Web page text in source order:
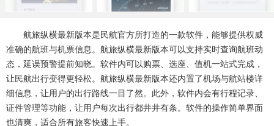
娱乐资讯
96款应用
航旅纵横最新版本是民航官方所打造的一款软件，能够提供权威
准确的航班与机票信息。航旅纵横最新版本可以支持实时查询航班动
态，延误预警提前知晓。软件内可以购票、选座、值机一站式完成，
让民航出行变得更轻松。航旅纵横最新版本还内置了机场与航站楼详
细信息，让用户的出行路线一目了然。此外，软件内会有行程记录、
证件管理等功能，让用户每次出行都井井有条。软件的操作简单界面
也清爽，适合所有旅客快速上手。